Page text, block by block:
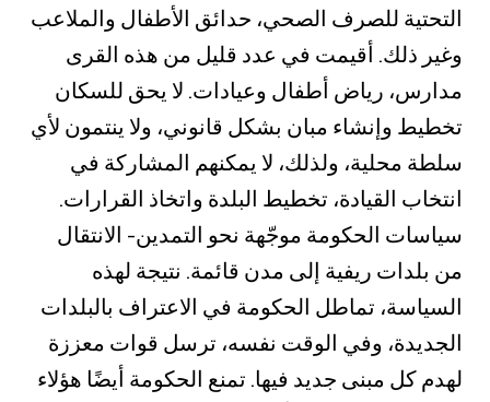
التحتية للصرف الصحي، حدائق الأطفال والملاعب
وغير ذلك. أقيمت في عدد قليل من هذه القرى
مدارس، رياض أطفال وعيادات. لا يحق للسكان
تخطيط وإنشاء مبان بشكل قانوني، ولا ينتمون لأي
سلطة محلية، ولذلك، لا يمكنهم المشاركة في
انتخاب القيادة، تخطيط البلدة واتخاذ القرارات.
سياسات الحكومة موجّهة نحو التمدين- الانتقال
من بلدات ريفية إلى مدن قائمة. نتيجة لهذه
السياسة، تماطل الحكومة في الاعتراف بالبلدات
الجديدة، وفي الوقت نفسه، ترسل قوات معززة
لهدم كل مبنى جديد فيها. تمنع الحكومة أيضًا هؤلاء